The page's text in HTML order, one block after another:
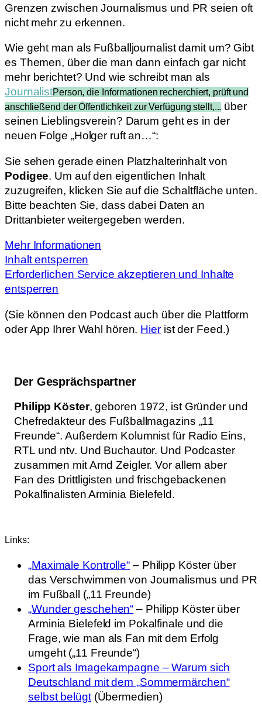
Grenzen zwischen Journalismus und PR seien oft
nicht mehr zu erkennen.
Wie geht man als Fußballjournalist damit um? Gibt
es Themen, über die man dann einfach gar nicht
mehr berichtet? Und wie schreibt man als
JournalistPerson, die Informationen recherchiert, prüft und
anschließend der Öffentlichkeit zur Verfügung stellt,... über
seinen Lieblingsverein? Darum geht es in der
neuen Folge „Holger ruft an…“:
Sie sehen gerade einen Platzhalterinhalt von
Podigee. Um auf den eigentlichen Inhalt
zuzugreifen, klicken Sie auf die Schaltfläche unten.
Bitte beachten Sie, dass dabei Daten an
Drittanbieter weitergegeben werden.
Mehr Informationen
Inhalt entsperren
Erforderlichen Service akzeptieren und Inhalte
entsperren
(Sie können den Podcast auch über die Plattform
oder App Ihrer Wahl hören. Hierist der Feed.)
Der Gesprächspartner
Philipp Köster, geboren 1972, ist Gründer und
Chefredakteur des Fußballmagazins „11
Freunde“. Außerdem Kolumnist für Radio Eins,
RTL und ntv. Und Buchautor. Und Podcaster
zusammen mit Arnd Zeigler. Vor allem aber
Fan des Drittligisten und frischgebackenen
Pokalfinalisten Arminia Bielefeld.
Links:
„Maximale Kontrolle“ – Philipp Köster über
das Verschwimmen von Journalismus und PR
im Fußball („11 Freunde)
„Wunder geschehen“ – Philipp Köster über
Arminia Bielefeld im Pokalfinale und die
Frage, wie man als Fan mit dem Erfolg
umgeht („11 Freunde“)
Sport als Imagekampagne – Warum sich
Deutschland mit dem „Sommermärchen“
selbst belügt(Übermedien)